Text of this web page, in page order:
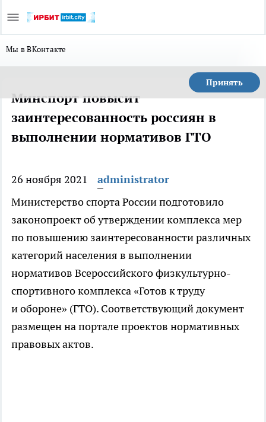
Мы в ВКонтакте
Принять
Минспорт повысит
заинтересованность россиян в
выполнении нормативов ГТО
26 ноября 2021
administrator
Министерство спорта России подготовило
законопроект об утверждении комплекса мер
по повышению заинтересованности различных
категорий населения в выполнении
нормативов Всероссийского физкультурно-
спортивного комплекса «Готов к труду
и обороне» (ГТО). Соответствующий документ
размещен на портале проектов нормативных
правовых актов.